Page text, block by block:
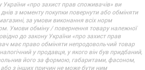
України «про захист прав споживачів» ви
з моменту покупки повернути або обміняти
за умови виконання всіх норм
Умови обміну / повернення товару належної
до закону України «про захист прав
має право обміняти непродовольчий товар
у продавця, у якого він був придбаний,
його за формою, габаритами, фасоном,
з інших причин не може бути ним